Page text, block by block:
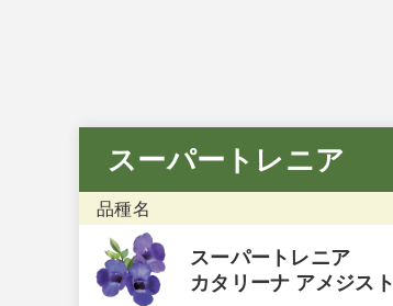
スーパートレニア
品種名
スーパートレニア
カタリーナ アメジスト